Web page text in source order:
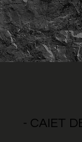
- CAIET